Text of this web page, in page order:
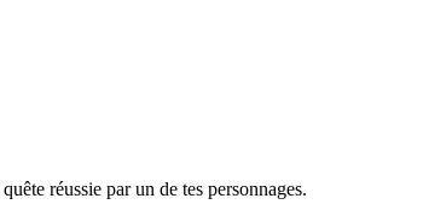
réussie par un de tes personnages.